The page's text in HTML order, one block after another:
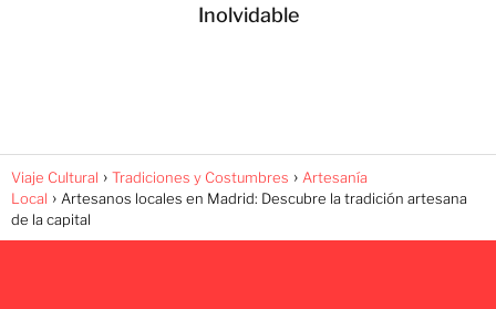
Inolvidable
Viaje Cultural Tradiciones y Costumbres
Artesanía
Local
Artesanos locales en Madrid: Descubre la tradición artesana
de la capital